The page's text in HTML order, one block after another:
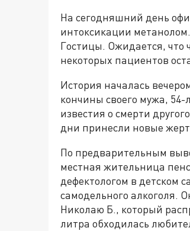
На сегодняшний день
интоксикации
Гостицы. Ожидается, что
некоторых пациентов
История началась
кончины своего мужа,
известия о смерти
дни принесли новые
По предварительным
местная жительница
дефектологом в детском
самодельного алкоголя.
Николаю Б., который
литра обходилась